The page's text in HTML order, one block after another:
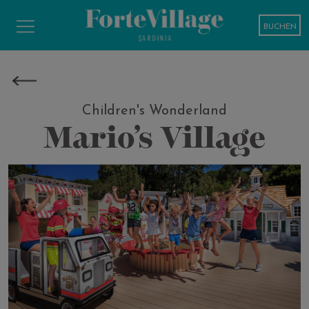
BUCHEN
Children's Wonderland
Mario’s Village